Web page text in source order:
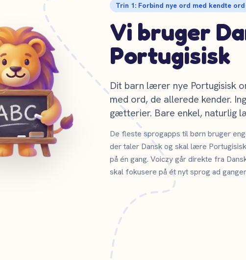
Trin 1: Forbind nye ord med kendte ord
Vi bruger
Portugisisk
Dit barn lærer nye Portugisisk
med ord, de allerede kender.
gætterier. Bare enkel, naturlig
De fleste sprogapps til børn bruger
der taler Dansk og skal lære
på én gang. Voiczy går direkte fra
skal fokusere på ét nyt sprog ad